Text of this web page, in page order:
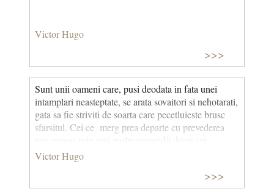
Victor Hugo
>>>
Sunt unii oameni care, pusi deodata in fata unei
intamplari neasteptate, se arata sovaitori si nehotarati,
gata sa fie striviti de soarta care pecetluieste brusc
sfarsitul. Cei ce merg prea departe cu prevederea
cutezatori.
Victor Hugo
>>>